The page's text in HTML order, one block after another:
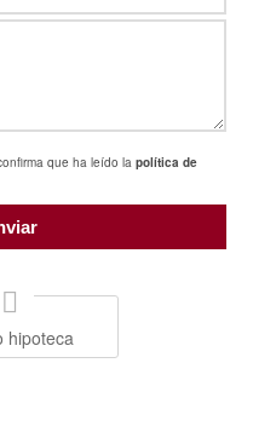
que ha leído lapolítica de
hipoteca